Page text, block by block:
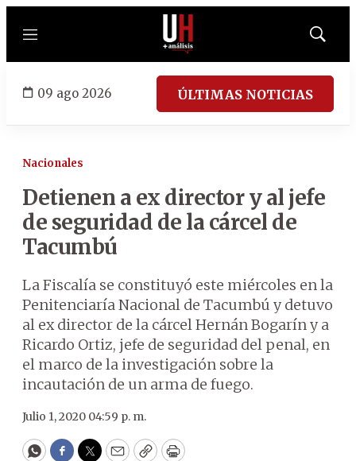
Menú
Mostrar
09 ago 2026 ÚLTIMAS NOTICIAS
Nacionales
Detienen a ex director y al jefe
de seguridad de la cárcel de
Tacumbú
La Fiscalía se constituyó este miércoles en la
Penitenciaría Nacional de Tacumbú y detuvo
al ex director de la cárcel Hernán Bogarín y a
Ricardo Ortiz, jefe de seguridad del penal, en
el marco de la investigación sobre la
incautación de un arma de fuego.
Julio 1, 2020 04:59 p. m.